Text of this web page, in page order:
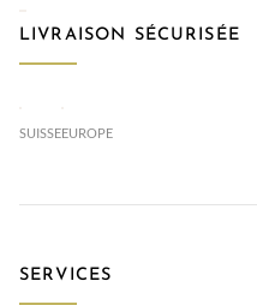
LIVRAISON SÉCURISÉE
SUISSEEUROPE
SERVICES